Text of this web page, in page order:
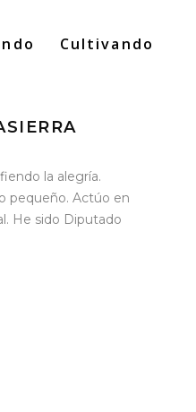
Cultivando
la alegría.
pequeño. Actúo en
He sido Diputado